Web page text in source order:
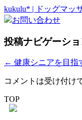
kukulu* | ドッグマッ
お問い合わせ
投稿ナビゲーショ
← 健康シニアを目指
コメントは受け付け
TOP